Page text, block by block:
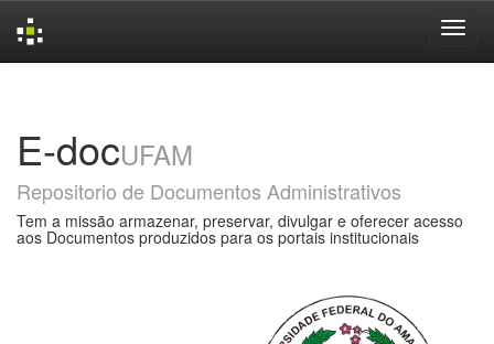
E-docUFAM
Repositorio de Documentos Administrativos
Tem a missão armazenar, preservar, divulgar e oferecer acesso
aos Documentos produzidos para os portais institucionais